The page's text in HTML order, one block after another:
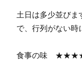
土日は多少並びま
で、行列がない時
食事の味